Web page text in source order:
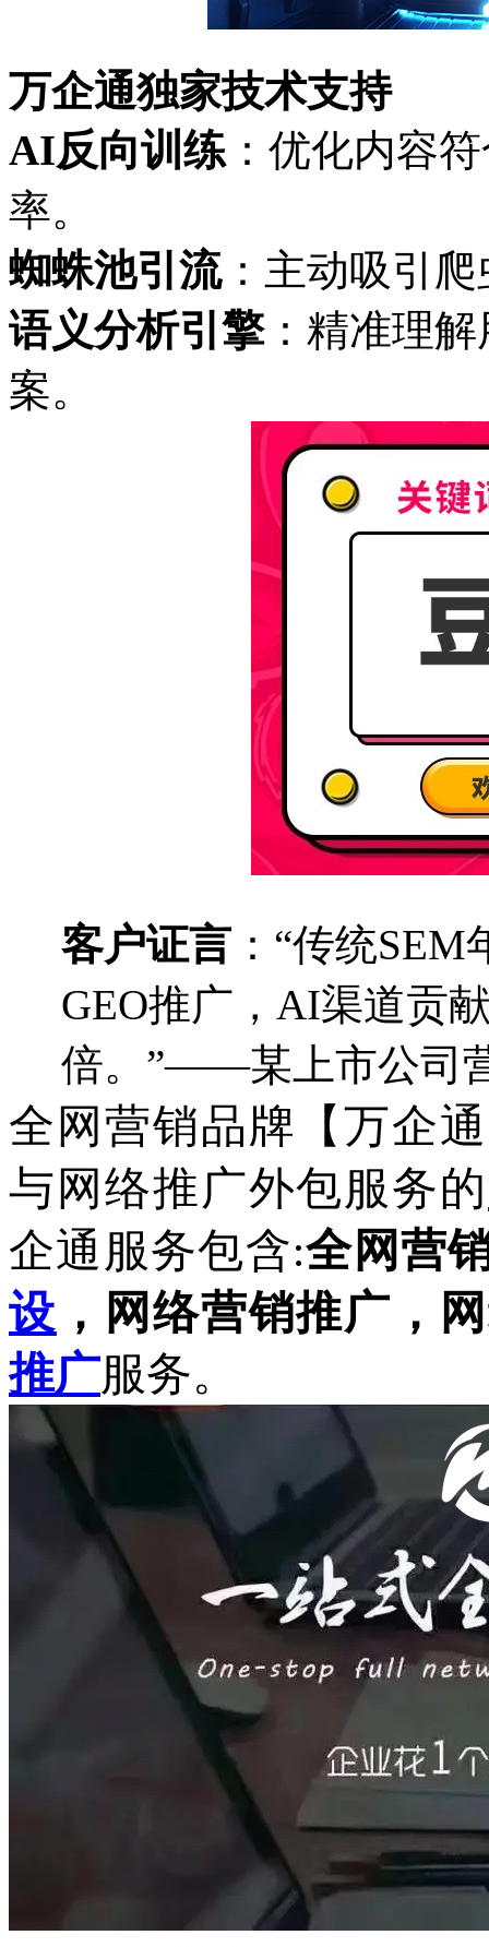
万企通独家技术支持
AI反向训练 ：优化内容
率。
蜘蛛池引流：主动吸引
语义分析引擎：精准理
案。
客户证言： “传统SEM
GEO推广，AI渠道贡
倍。”——某上市公司
全网营销品牌【万企
与网络推广外包服务的
企通服务包含:全网营
设 ，网络营销推广，
推广服务。